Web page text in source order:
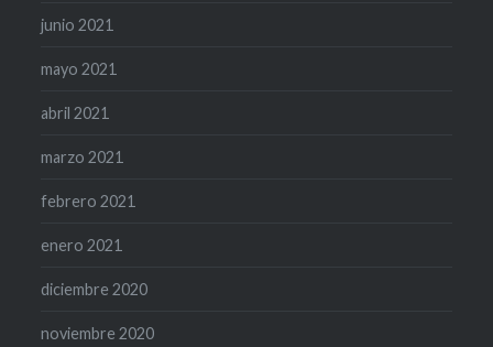
junio 2021
mayo 2021
abril 2021
marzo 2021
febrero 2021
enero 2021
diciembre 2020
noviembre 2020